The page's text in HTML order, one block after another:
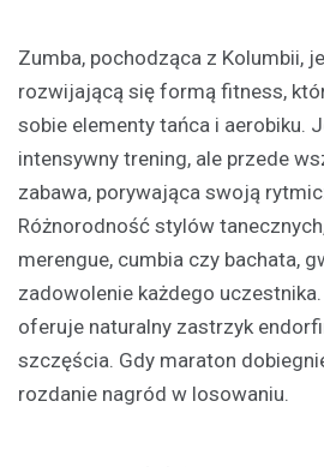
Zumba, pochodząca z Kolumbii,
rozwijającą się formą fitness,
sobie elementy tańca i aerobiku.
intensywny trening, ale przede
zabawa, porywająca swoją
Różnorodność stylów
merengue, cumbia czy bachata,
zadowolenie każdego
oferuje naturalny zastrzyk
szczęścia. Gdy maraton
rozdanie nagród w losowaniu.